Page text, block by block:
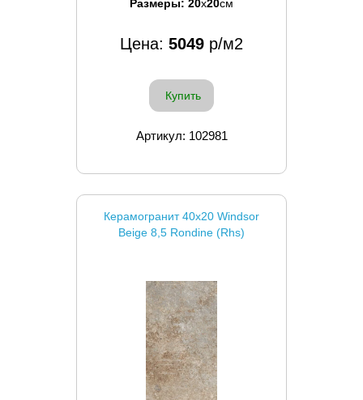
Размеры: 20x20см
Цена: 5049 р/м2
Купить
Артикул: 102981
Керамогранит 40x20 Windsor
Beige 8,5 Rondine (Rhs)